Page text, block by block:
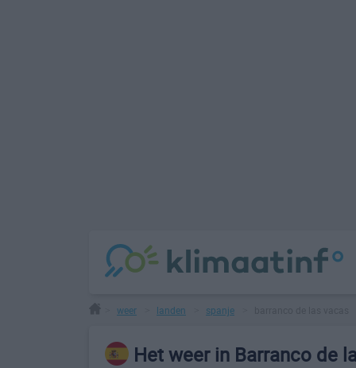
weer landen spanje
Het weer in Barranco de